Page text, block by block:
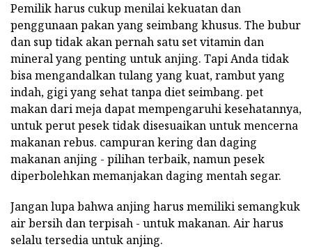
Pemilik harus cukup menilai kekuatan dan
penggunaan pakan yang seimbang khusus. The bubur
dan sup tidak akan pernah satu set vitamin dan
mineral yang penting untuk anjing. Tapi Anda tidak
bisa mengandalkan tulang yang kuat, rambut yang
indah, gigi yang sehat tanpa diet seimbang. pet
makan dari meja dapat mempengaruhi kesehatannya,
untuk perut pesek tidak disesuaikan untuk mencerna
makanan rebus. campuran kering dan daging
makanan anjing - pilihan terbaik, namun pesek
diperbolehkan memanjakan daging mentah segar.
Jangan lupa bahwa anjing harus memiliki semangkuk
air bersih dan terpisah - untuk makanan. Air harus
selalu tersedia untuk anjing.